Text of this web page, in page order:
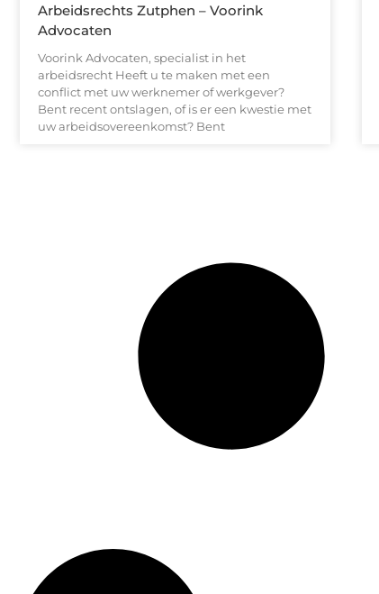
Arbeidsrechts Zutphen – Voorink
Advocaten
Voorink Advocaten, specialist in het
arbeidsrecht Heeft u te maken met een
conflict met uw werknemer of werkgever?
Bent recent ontslagen, of is er een kwestie met
uw arbeidsovereenkomst? Bent